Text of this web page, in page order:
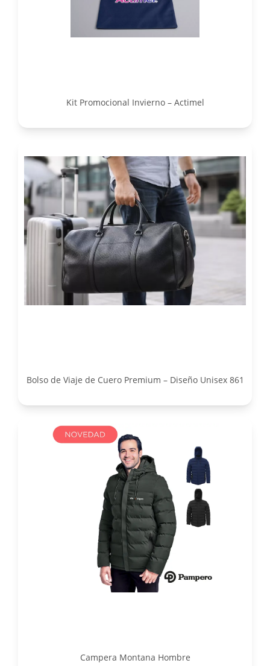
Kit Promocional Invierno – Actimel
Bolso de Viaje de Cuero Premium – Diseño Unisex 861
Campera Montana Hombre